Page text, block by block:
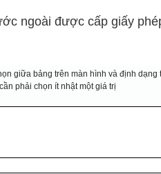
ngoài được cấp giấy
giữa bảng trên màn hình và định dạng
phải chọn ít nhật một giá trị